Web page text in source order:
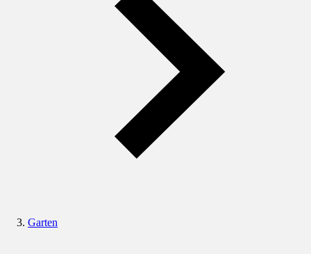
Garten